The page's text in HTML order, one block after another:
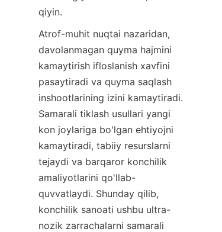
qiyin.
Atrof-muhit nuqtai nazaridan,
davolanmagan quyma hajmini
kamaytirish ifloslanish xavfini
pasaytiradi va quyma saqlash
inshootlarining izini kamaytiradi.
Samarali tiklash usullari yangi
kon joylariga bo'lgan ehtiyojni
kamaytiradi, tabiiy resurslarni
tejaydi va barqaror konchilik
amaliyotlarini qo'llab-
quvvatlaydi. Shunday qilib,
konchilik sanoati ushbu ultra-
nozik zarrachalarni samarali